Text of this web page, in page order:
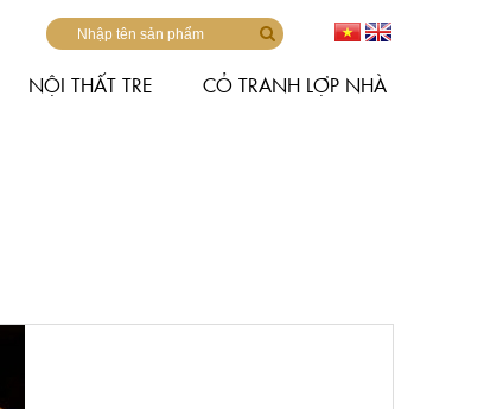
NỘI THẤT TRE CỎ TRANH LỢP NHÀ